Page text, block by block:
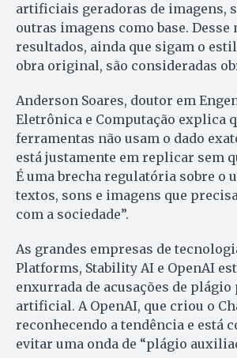
artificiais geradoras de imagens,
outras imagens como base. Desse
resultados, ainda que sigam o
obra original, são consideradas
Anderson Soares, doutor em
Eletrônica e Computação explica
ferramentas não usam o dado
está justamente em replicar sem
É uma brecha regulatória sobre o
textos, sons e imagens que
com a sociedade”.
As grandes empresas de
Platforms, Stability AI e OpenAI
enxurrada de acusações de
artificial. A OpenAI, que criou o
reconhecendo a tendência e está
evitar uma onda de “plágio